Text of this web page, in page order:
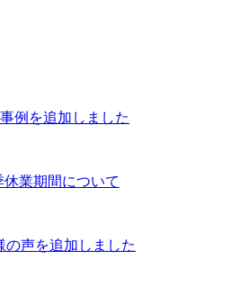
例を追加しました
休業期間について
の声を追加しました